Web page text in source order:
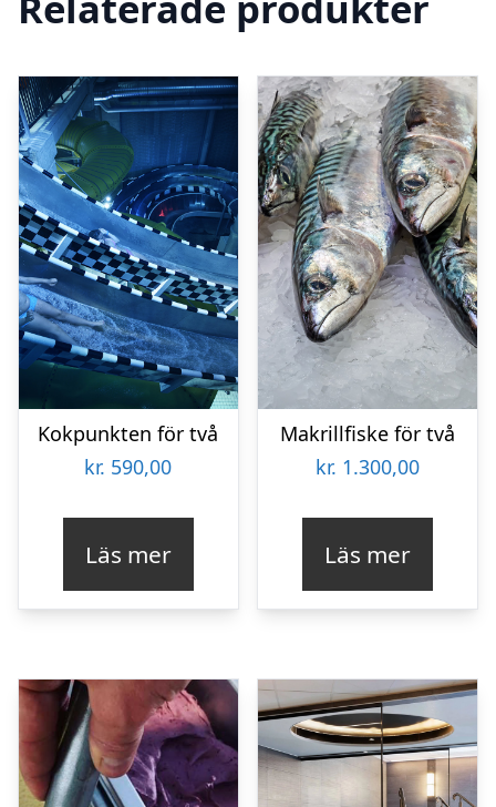
Kokpunkten för två
kr. 590,00
Läs mer
Makrillfiske för två
kr. 1.300,00
Läs mer